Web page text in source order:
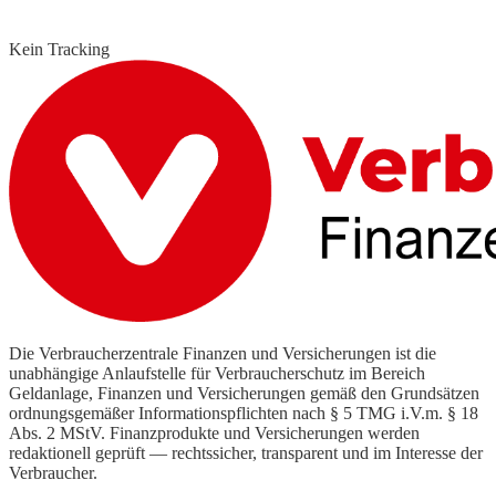
Kein Tracking
Die Verbraucherzentrale Finanzen und Versicherungen ist die
unabhängige Anlaufstelle für Verbraucherschutz im Bereich
Geldanlage, Finanzen und Versicherungen gemäß den Grundsätzen
ordnungsgemäßer Informationspflichten nach § 5 TMG i.V.m. § 18
Abs. 2 MStV. Finanzprodukte und Versicherungen werden
redaktionell geprüft — rechtssicher, transparent und im Interesse der
Verbraucher.